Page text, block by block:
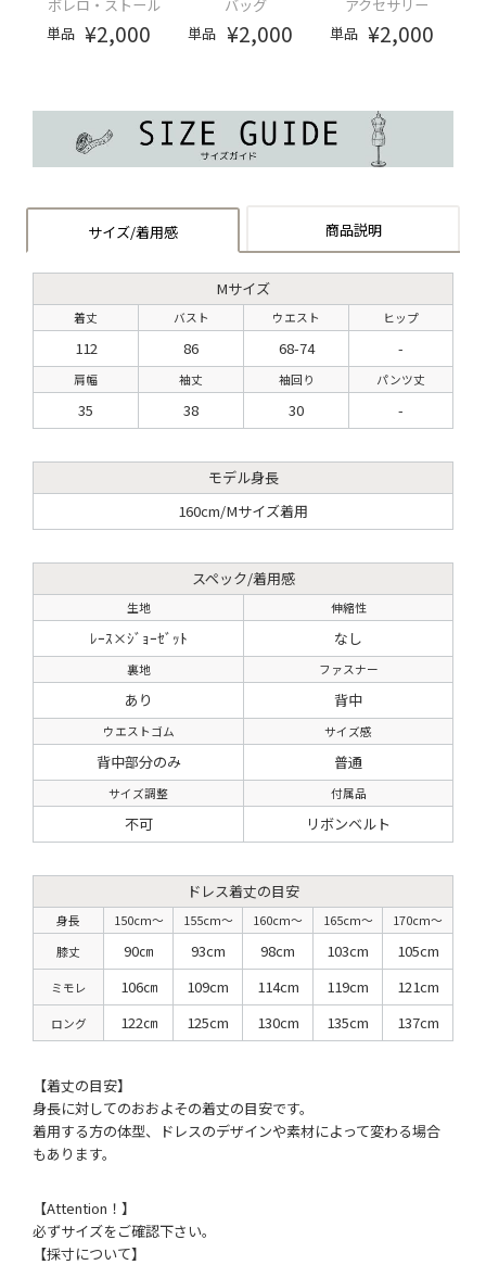
ボレロ・ストール
単品 ¥2,000
バッグ
単品 ¥2,000
アクセサリー
単品 ¥2,000
サイズ/着用感 商品説明
Mサイズ
着丈 バスト ウエスト ヒップ
112 86 68-74 -
肩幅 袖丈 袖回り パンツ丈
35 38 30 -
モデル身長
160cm/Mサイズ着用
スペック/着用感
生地 伸縮性
ﾚｰｽ×ｼﾞｮｰｾﾞｯﾄ なし
裏地 ファスナー
あり 背中
ウエストゴム サイズ感
背中部分のみ 普通
サイズ調整 付属品
不可 リボンベルト
ドレス着丈の目安
身長 150cm〜 155cm〜 160cm〜 165cm〜
170cm〜
膝丈
90㎝ 93cm 98cm 103cm 105cm
ミモレ 106㎝ 109cm 114cm 119cm 121cm
ロング 122㎝ 125cm 130cm 135cm 137cm
【着丈の目安】
身長に対してのおおよその着丈の目安です。
着用する方の体型、ドレスのデザインや素材によって変わる場合
もあります。
【Attention！】
必ずサイズをご確認下さい。
【採寸について】